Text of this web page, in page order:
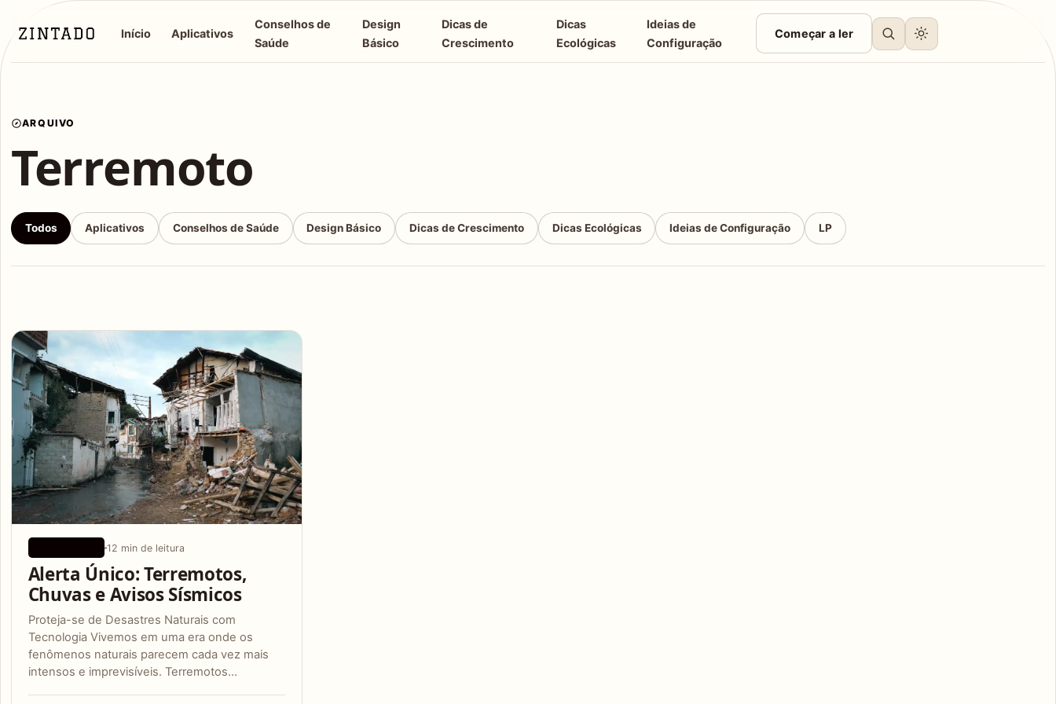
Início Aplicativos
Conselhos de
Saúde
Design
Básico
Dicas de
Crescimento
Dicas
Ecológicas
Ideias de
Configuração
Começar a ler
ARQUIVO
Terremoto
Todos Aplicativos Conselhos de Saúde Design Básico Dicas de Crescimento Dicas Ecológicas Ideias de Configuração LP
Articles
12 min de leitura
Alerta Único: Terremotos,
Chuvas e Avisos Sísmicos
Proteja-se de Desastres Naturais com
Tecnologia Vivemos em uma era onde os
fenômenos naturais parecem cada vez mais
intensos e imprevisíveis. Terremotos…